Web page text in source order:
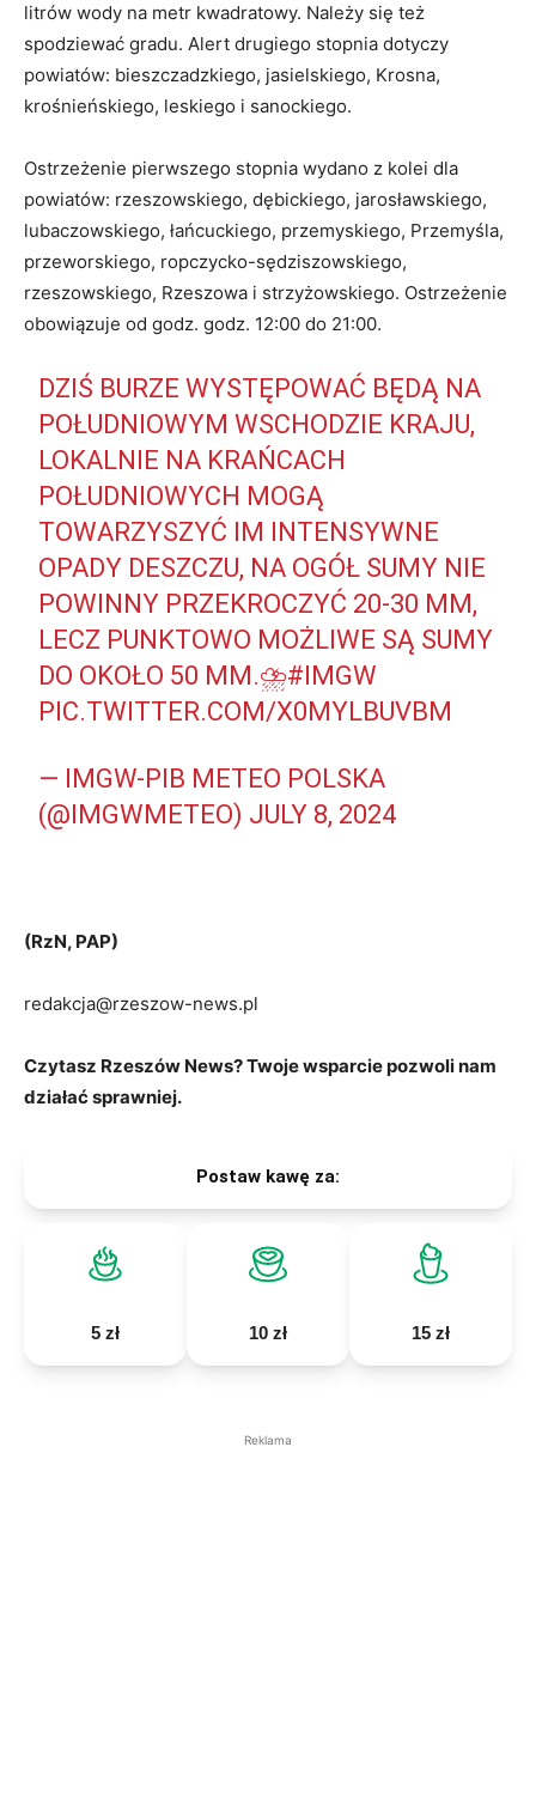
litrów wody na metr kwadratowy. Należy się też
spodziewać gradu. Alert drugiego stopnia dotyczy
powiatów: bieszczadzkiego, jasielskiego, Krosna,
krośnieńskiego, leskiego i sanockiego.
Ostrzeżenie pierwszego stopnia wydano z kolei dla
powiatów: rzeszowskiego, dębickiego, jarosławskiego,
lubaczowskiego, łańcuckiego, przemyskiego, Przemyśla,
przeworskiego, ropczycko-sędziszowskiego,
rzeszowskiego, Rzeszowa i strzyżowskiego. Ostrzeżenie
obowiązuje od godz. godz. 12:00 do 21:00.
DZIŚ BURZE WYSTĘPOWAĆ BĘDĄ NA
POŁUDNIOWYM WSCHODZIE KRAJU,
LOKALNIE NA KRAŃCACH
POŁUDNIOWYCH MOGĄ
TOWARZYSZYĆ IM INTENSYWNE
OPADY DESZCZU, NA OGÓŁ SUMY NIE
POWINNY PRZEKROCZYĆ 20-30 MM,
LECZ PUNKTOWO MOŻLIWE SĄ SUMY
DO OKOŁO 50 MM.⛈️#IMGW
PIC.TWITTER.COM/X0MYLBUVBM
— IMGW-PIB METEO POLSKA
(@IMGWMETEO) JULY 8, 2024
(RzN, PAP)
redakcja@rzeszow-news.pl
Czytasz Rzeszów News? Twoje wsparcie pozwoli nam
działać sprawniej.
Postaw kawę za:
5 zł 10 zł 15 zł
Reklama